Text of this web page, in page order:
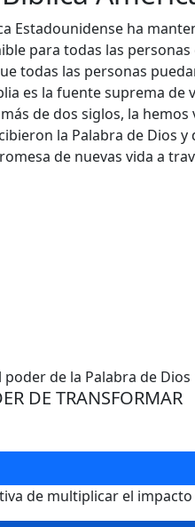
Estadounidense ha
para todas las
todas las personas
es la fuente suprema de
de dos siglos, la
la Palabra de Dios y
de nuevas vida a
de la Palabra de Dios
DE TRANSFORMAR​
de multiplicar el